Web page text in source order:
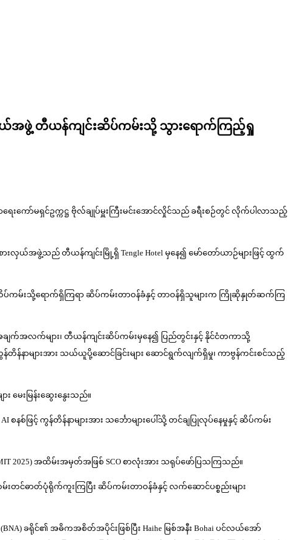
လှယ်အဖွဲ့ တီယန်ကျင်းဆိပ်ကမ်းသို့ သွားရောက်ကြည့်ရှု
းကော်မရှင်ဥက္ကဋ္ဌ ဗိုလ်ချုပ်မှူးကြီးမင်းအောင်လှိုင်သည် ခရီးစဉ်တွင် လိုက်ပါလာသည့်
းလှယ်အဖွဲ့သည် တီယန်ကျင်းမြို့ရှိ Tengle Hotel မှနေ၍ မော်တော်ယာဉ်များဖြင့် ထွက်
းဆိပ်ကမ်းသို့ရောက်ရှိကြရာ ဆိပ်ကမ်းတာဝန်ခံနှင့် တာဝန်ရှိသူများက ကြိုဆိုနှုတ်ဆက်ကြ
က်အလက်များ၊ တီယန်ကျင်းဆိပ်ကမ်းမှနေ၍ ပြည်တွင်းနှင့် နိုင်ငံတကာသို့
န်နာများအား သယ်ယူပို့ဆောင်ခြင်းများ ဆောင်ရွက်လျက်ရှိမှု၊ ကာဗွန်ကင်းစင်သည့်
မေးမြန်းဆွေးနွေးသည်။
စ်ဖြင့် ကွန်တိန်နာများအား သင်္ဘောများပေါ်သို့ တင်ချပြုလုပ်နေမှုနှင့် ဆိပ်ကမ်း
2025) အထိမ်းအမှတ်အဖြစ် SCO စာလုံးအား သရုပ်ဖော်ပြသကြသည်။
းတင်ဓာတ်ပုံရိုက်ကူးကြပြီး ဆိပ်ကမ်းတာဝန်ခံနှင့် လက်ဆောင်ပစ္စည်းများ
ခရိုင်၏ အဓိကအစိတ်အပိုင်းဖြစ်ပြီး Haihe မြစ်အနီး Bohai ပင်လယ်အော်